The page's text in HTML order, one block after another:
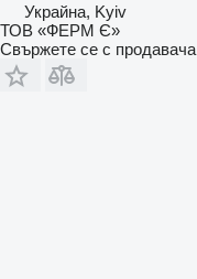
Украйна, Kyiv
ТОВ «ФЕРМ Є»
Свържете се с продавача